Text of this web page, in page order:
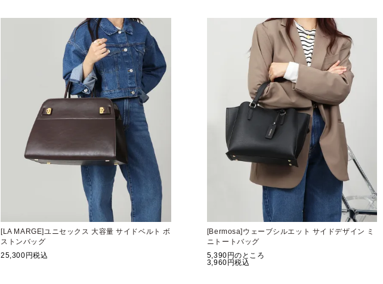
[LA MARGE]ユニセックス 大容量 サイドベルト ボ
ストンバッグ
25,300 税込
[Bermosa]ウェーブシルエット サイドデザイン ミ
ニトートバッグ
5,390
のところ
3,960
税込